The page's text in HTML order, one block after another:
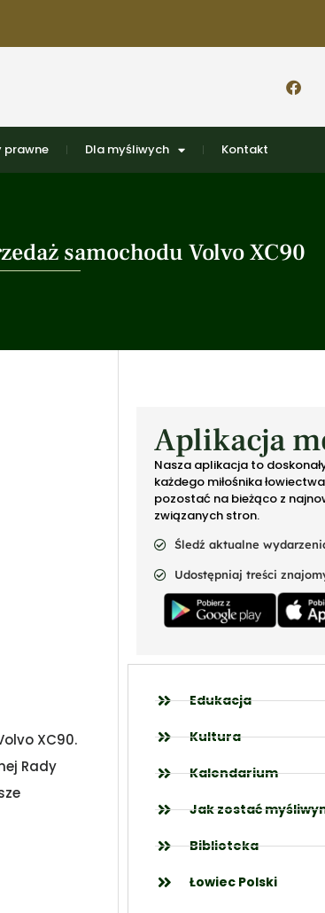
prawne Dla myśliwych Kontakt
samochodu Volvo XC90
XC90.
Rady
Aplikacja
Nasza aplikacja to
każdego miłośnika
pozostać na bieżąco z
związanych stron.
Śledź aktualne
Udostępniaj treści
Edukacja
Kultura
Kalendarium
Jak zostać
Biblioteka
Łowiec Polski